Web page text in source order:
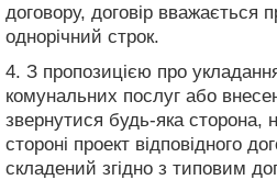
договору, договір вважається
однорічний строк.
4. З пропозицією про
комунальних послуг або
звернутися будь-яка сторона,
стороні проект відповідного
складений згідно з типовим